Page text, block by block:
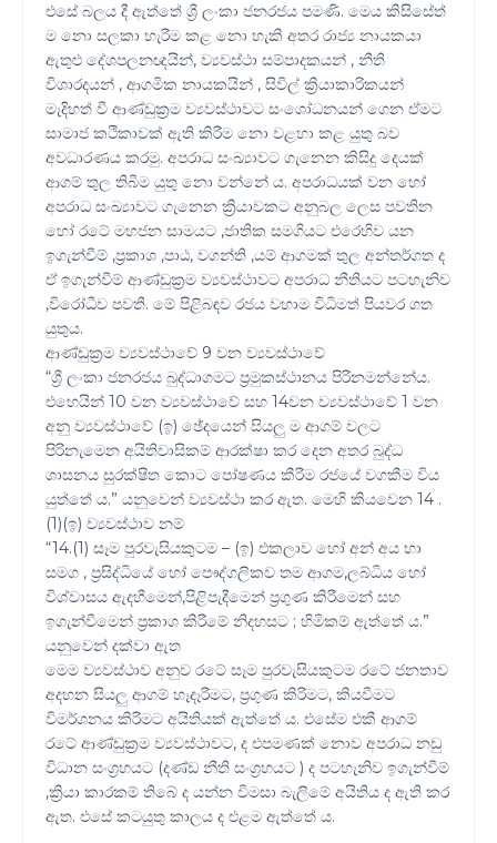
එසේ බලය දී ඇත්තේ ශ්‍රී ලංකා ජනරජය පමණි. මෙය කිසිසේත්
ම නො සලකා හැරීම කළ නො හැකි අතර රාජ්‍ය නායකයා
ඇතුළු දේශපලනඥයින්, ව්‍යවස්ථා සම්පාදකයන් , නීති
විශාරදයන් , ආගමික නායකයින් , සිවිල් ක්‍රියාකාරිකයන්
මැදිහත් වී ආණ්ඩුක්‍රම ව්‍යවස්ථාවට සංශෝධනයන් ගෙන ඒමට
සාමාජ කථිකාවක් ඇති කිරීම නො වළහා කළ යුතු බව
අවධාරණය කරමු. අපරාධ සංඛ්‍යාවට ගැනෙන කිසිදු දෙයක්
ආගම් තුල තිබීම යුතු නො වන්නේ ය. අපරාධයක් වන හෝ
අපරාධ සංඛ්‍යාවට ගැනෙන ක්‍රියාවකට අනුබල ලෙස පවතින
හෝ රටේ මහජන සාමයට ,ජාතික සමගියට එරෙහිව යන
ඉගැන්වීම් ,ප්‍රකාශ ,පාඨ, වගන්ති ,යම් ආගමක් තුල අන්තර්ගත ද
ඒ ඉගැන්වීම් ආණ්ඩුක්‍රම ව්‍යවස්ථාවට අපරාධ නීතියට පටහැනිව
,විරෝධීව පවතී. මේ පිළිබඳව රජය වහාම විධිමත් පියවර ගත
යුතුය.
ආණ්ඩුක්‍රම ව්‍යවස්ථාවේ 9 වන ව්‍යවස්ථාවේ
“ශ්‍රී ලංකා ජනරජය බුද්ධාගමට ප්‍රමුකස්ථානය පිරිනමන්නේය.
එහෙයින් 10 වන ව්‍යවස්ථාවේ සහ 14වන ව්‍යවස්ථාවේ 1 වන
අනු ව්‍යවස්ථාවේ (ඉ) ඡේදයෙන් සියලු ම ආගම් වලට
පිරිනැමෙන අයිතිවාසිකම් ආරක්ෂා කර දෙන අතර බුද්ධ
ශාසනය සුරක්ෂිත කොට පෝෂණය කීරීම රජයේ වගකීම විය
යුත්තේ ය.” යනුවෙන් ව්‍යවස්ථා කර ඇත. මෙහි කියවෙන 14 .
(1)(ඉ) ව්‍යවස්ථාව නම්
“14.(1) සෑම පුරවැසියකුටම – (ඉ) එකලාව හෝ අන් අය හා
සමග , ප්‍රසිද්ධියේ හෝ පෞද්ගලිකව තම ආගම,ලබ්ධිය හෝ
විශ්වාසය ඇදහීමෙන්,පිළිපැදීමෙන් ප්‍රගුණ කිරීමෙන් සහ
ඉගැන්වීමෙන් ප්‍රකාශ කිරීමේ නිදහසට ; හිමිකම් ඇත්තේ ය.”
යනුවෙන් දක්වා ඇත
මෙම ව්‍යවස්ථාව අනුව රටේ සෑම පුරවැසියකුටම රටේ ජනතාව
අදහන සියලු ආගම් හෑදෑරීමට, ප්‍රගුණ කිරිමට, කියවීමට
විමර්ශනය කිරිමට අයිතියක් ඇත්තේ ය. එසේම එකී ආගම්
රටේ ආණ්ඩුක්‍රම ව්‍යවස්ථාවට, ද එපමණක් නොව අපරාධ නඩු
විධාන සංග්‍රහයට (දණ්ඩ නීති සංග්‍රහයට ) ද පටහැනිව ඉගැන්වීම්
,ක්‍රියා කාරකම් තිබේ ද යන්න විමසා බැලිමේ අයිතිය ද ඇති කර
ඇත. එසේ කටයුතු කාලය ද එළම ඇත්තේ ය.